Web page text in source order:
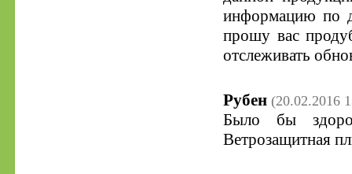
информацию по
прошу вас
отслеживать
Рубен (20.02.2016
Было бы
Ветрозащитная